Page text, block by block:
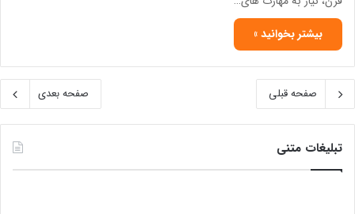
بیشتر بخوانید »
صفحه قبلی صفحه بعدی
تبلیغات متنی